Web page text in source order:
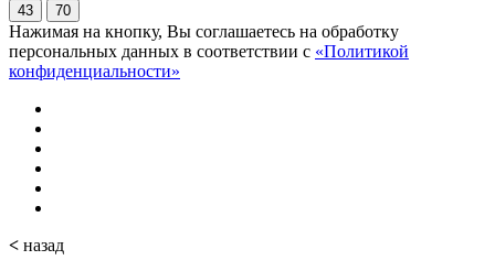
43 70
Нажимая на кнопку, Вы соглашаетесь на обработку
персональных данных в соответствии с «Политикой
конфиденциальности»
< назад